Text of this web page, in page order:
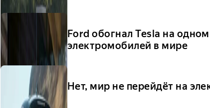
Ford обогнал Tesla на
электромобилей в мире
Нет, мир не перейдёт на